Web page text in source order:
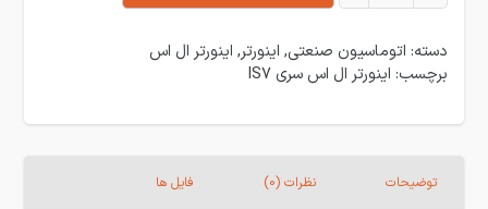
دسته: اتوماسیون صنعتی, اینورتر, اینورتر ال اس
برچسب: اینورتر ال اس سری IS7
توضیحات نظرات (0) فایل ها